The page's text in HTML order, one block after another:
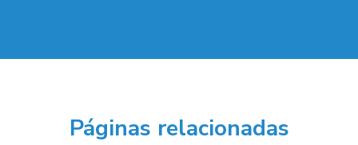
Páginas relacionadas